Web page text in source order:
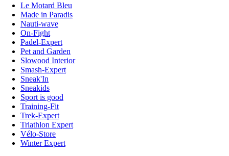
Le Motard Bleu
Made in Paradis
Nauti-wave
On-Fight
Padel-Expert
Pet and Garden
Slowood Interior
Smash-Expert
Sneak'In
Sneakids
Sport is good
Training-Fit
Trek-Expert
Triathlon Expert
Vélo-Store
Winter Expert